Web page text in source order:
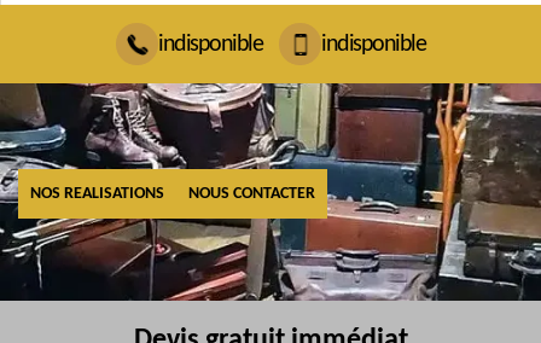
indisponible indisponible
NOS REALISATIONS NOUS CONTACTER